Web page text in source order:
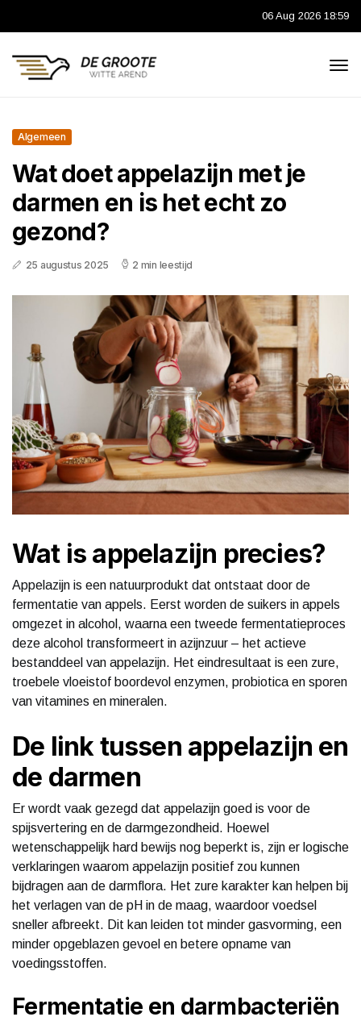
06 Aug 2026 18:59
Algemeen
Wat doet appelazijn met je
darmen en is het echt zo
gezond?
25 augustus 2025 2 min leestijd
Wat is appelazijn precies?
Appelazijn is een natuurprodukt dat ontstaat door de
fermentatie van appels. Eerst worden de suikers in appels
omgezet in alcohol, waarna een tweede fermentatieproces
deze alcohol transformeert in azijnzuur – het actieve
bestanddeel van appelazijn. Het eindresultaat is een zure,
troebele vloeistof boordevol enzymen, probiotica en sporen
van vitamines en mineralen.
De link tussen appelazijn en
de darmen
Er wordt vaak gezegd dat appelazijn goed is voor de
spijsvertering en de darmgezondheid. Hoewel
wetenschappelijk hard bewijs nog beperkt is, zijn er logische
verklaringen waarom appelazijn positief zou kunnen
bijdragen aan de darmflora. Het zure karakter kan helpen bij
het verlagen van de pH in de maag, waardoor voedsel
sneller afbreekt. Dit kan leiden tot minder gasvorming, een
minder opgeblazen gevoel en betere opname van
voedingsstoffen.
Fermentatie en darmbacteriën